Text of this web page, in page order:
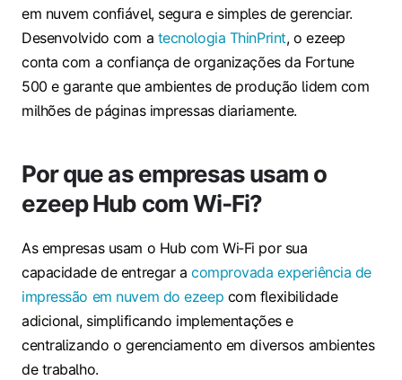
em nuvem confiável, segura e simples de gerenciar.
Desenvolvido com a tecnologia ThinPrint, o ezeep
conta com a confiança de organizações da Fortune
500 e garante que ambientes de produção lidem com
milhões de páginas impressas diariamente.
Por que as empresas usam o
ezeep Hub com Wi‑Fi?
As empresas usam o Hub com Wi‑Fi por sua
capacidade de entregar a comprovada experiência de
impressão em nuvem do ezeep com flexibilidade
adicional, simplificando implementações e
centralizando o gerenciamento em diversos ambientes
de trabalho.